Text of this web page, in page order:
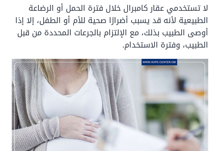
لا تستخدمي عقار كامبرال خلال فترة الحمل أو الرضاعة
الطبيعية لأنه قد يسبب أضرارًا صحية للأم أو الطفل، إلا إذا
أوصى الطبيب بذلك، مع الإلتزام بالجرعات المحددة من قبل
الطبيب، وفترة الاستخدام.